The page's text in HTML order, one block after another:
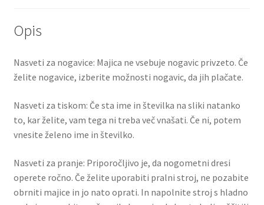
Opis
Nasveti za nogavice: Majica ne vsebuje nogavic privzeto. Če
želite nogavice, izberite možnosti nogavic, da jih plačate.
Nasveti za tiskom: Če sta ime in številka na sliki natanko
to, kar želite, vam tega ni treba več vnašati. Če ni, potem
vnesite želeno ime in številko.
Nasveti za pranje: Priporočljivo je, da nogometni dresi
operete ročno. Če želite uporabiti pralni stroj, ne pozabite
obrniti majice in jo nato oprati. In napolnite stroj s hladno